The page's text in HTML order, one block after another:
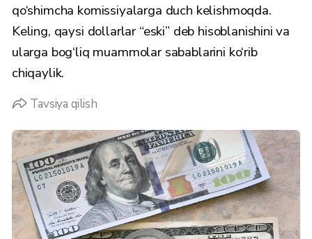
qo‘shimcha komissiyalarga duch kelishmoqda.
Keling, qaysi dollarlar “eski” deb hisoblanishini va
ularga bog‘liq muammolar sabablarini ko‘rib
chiqaylik.
Tavsiya qilish